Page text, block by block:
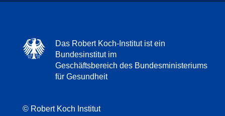
Das Robert Koch-Institut ist ein
Bundesinstitut im
Geschäftsbereich des Bundesministeriums
für Gesundheit
© Robert Koch Institut